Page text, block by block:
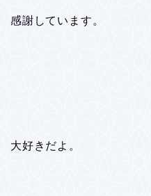
感謝しています。
大好きだよ。